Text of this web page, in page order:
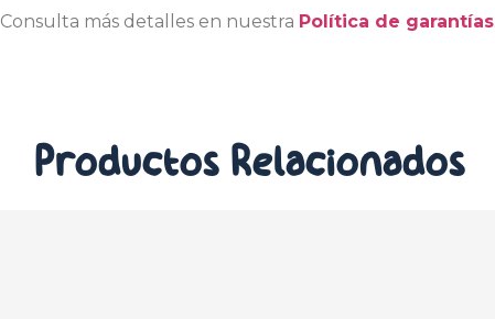
Consulta más detalles en nuestra Política de garantías.
Productos Relacionados